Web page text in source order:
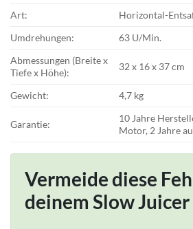
Art:
Horizontal-
Umdrehungen:
63 U/Min.
Abmessungen (Breite x
Tiefe x Höhe):
32 x 16 x 37 cm
Gewicht: 4,7 kg
Garantie:
10 Jahre
Motor, 2 Jahre
Vermeide diese
deinem Slow Juicer